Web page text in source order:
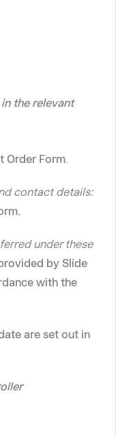
the relevant
Order Form.
contact details:
under these
by Slide
with the
are set out in